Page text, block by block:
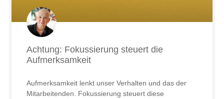
Achtung: Fokussierung steuert die
Aufmerksamkeit
Aufmerksamkeit lenkt unser Verhalten und das der
Mitarbeitenden. Fokussierung steuert diese